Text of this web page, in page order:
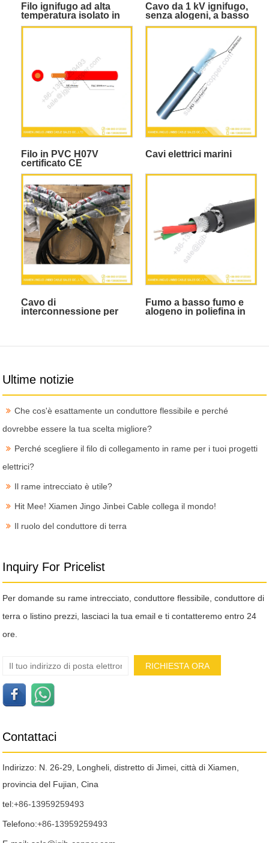
Filo ignifugo ad alta
temperatura isolato in
PVC da 105 ℃
Cavo da 1 kV ignifugo,
senza alogeni, a basso
contenuto di fumi
Filo in PVC H07V
certificato CE
Cavi elettrici marini
Cavo di
interconnessione per
Fumo a basso fumo e
alogeno in poliefina in
Ultime notizie
Che cos'è esattamente un conduttore flessibile e perché
dovrebbe essere la tua scelta migliore?
Perché scegliere il filo di collegamento in rame per i tuoi progetti
elettrici?
Il rame intrecciato è utile?
Hit Mee! Xiamen Jingo Jinbei Cable collega il mondo!
Il ruolo del conduttore di terra
Inquiry For Pricelist
Per domande su rame intrecciato, conduttore flessibile, conduttore di
terra o listino prezzi, lasciaci la tua email e ti contatteremo entro 24
ore.
Contattaci
Indirizzo: N. 26-29, Longheli, distretto di Jimei, città di Xiamen,
provincia del Fujian, Cina
tel:+86-13959259493
Telefono:+86-13959259493